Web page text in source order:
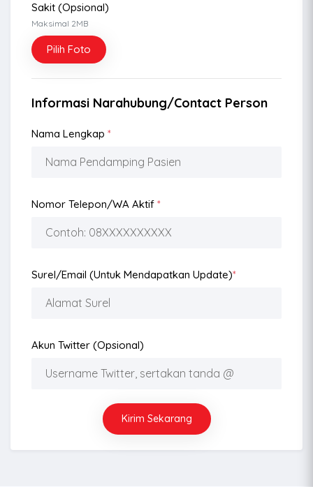
Sakit (opsional)
Maksimal 2MB
Pilih Foto
Informasi Narahubung/Contact Person
Nama Lengkap *
Nomor Telepon/WA Aktif *
Surel/Email (Untuk Mendapatkan Update)*
Akun Twitter (opsional)
Kirim Sekarang